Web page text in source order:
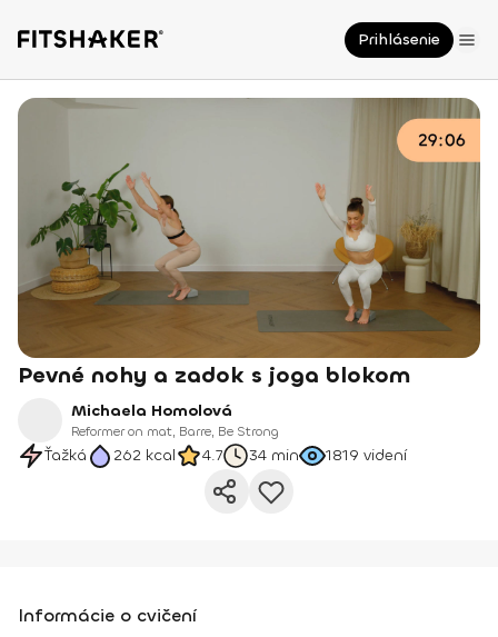
Prihlásenie
Pevné nohy a zadok s joga blokom
Michaela Homolová
Reformer on mat, Barre, Be Strong
Ťažká 262 kcal 4.7 34 min 1819 videní
Informácie o cvičení